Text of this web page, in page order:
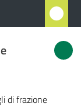
di frazione